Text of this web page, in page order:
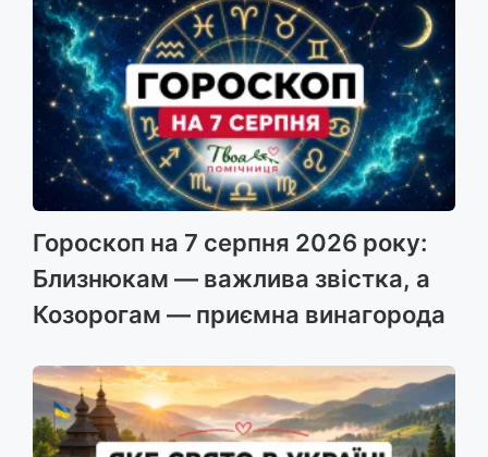
Гороскоп на 7 серпня 2026 року:
Близнюкам — важлива звістка, а
Козорогам — приємна винагорода